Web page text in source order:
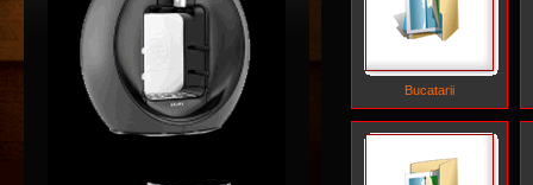
Bucatarii